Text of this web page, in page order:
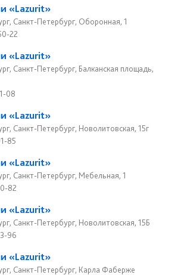
«Lazurit»
Санкт-Петербург, Оборонная, 1
22
«Lazurit»
Санкт-Петербург, Балканская площадь,
08
«Lazurit»
Санкт-Петербург, Новолитовская, 15г
85
«Lazurit»
Санкт-Петербург, Мебельная, 1
82
«Lazurit»
Санкт-Петербург, Новолитовская, 15Б
96
«Lazurit»
Санкт-Петербург, Карла Фаберже